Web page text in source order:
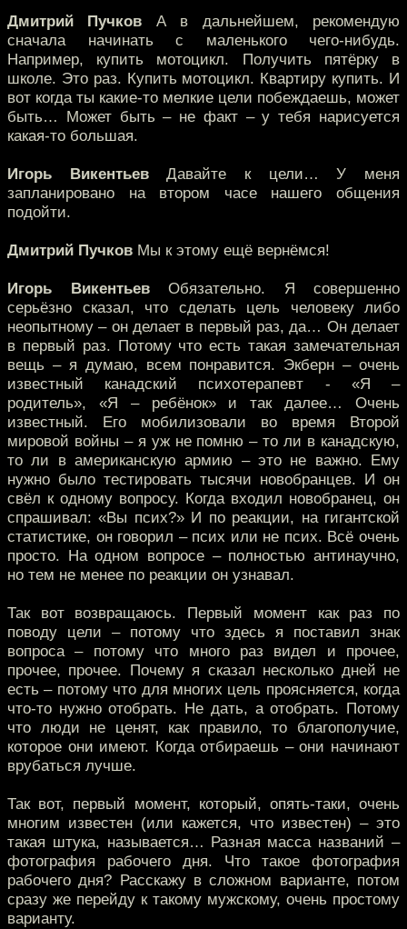
Дмитрий Пучков А в дальнейшем, рекомендую
сначала начинать с маленького чего-нибудь.
Например, купить мотоцикл. Получить пятёрку в
школе. Это раз. Купить мотоцикл. Квартиру купить. И
вот когда ты какие-то мелкие цели побеждаешь, может
быть… Может быть – не факт – у тебя нарисуется
какая-то большая.
Игорь ВикентьевДавайте к цели… У меня
запланировано на втором часе нашего общения
подойти.
Дмитрий Пучков Мы к этому ещё вернёмся!
Игорь ВикентьевОбязательно. Я совершенно
серьёзно сказал, что сделать цель человеку либо
неопытному – он делает в первый раз, да… Он делает
в первый раз. Потому что есть такая замечательная
вещь – я думаю, всем понравится. Экберн – очень
известный канадский психотерапевт - «Я –
родитель», «Я – ребёнок» и так далее… Очень
известный. Его мобилизовали во время Второй
мировой войны – я уж не помню – то ли в канадскую,
то ли в американскую армию – это не важно. Ему
нужно было тестировать тысячи новобранцев. И он
свёл к одному вопросу. Когда входил новобранец, он
спрашивал: «Вы псих?» И по реакции, на гигантской
статистике, он говорил – псих или не псих. Всё очень
просто. На одном вопросе – полностью антинаучно,
но тем не менее по реакции он узнавал.
Так вот возвращаюсь. Первый момент как раз по
поводу цели – потому что здесь я поставил знак
вопроса – потому что много раз видел и прочее,
прочее, прочее. Почему я сказал несколько дней не
есть – потому что для многих цель проясняется, когда
что-то нужно отобрать. Не дать, а отобрать. Потому
что люди не ценят, как правило, то благополучие,
которое они имеют. Когда отбираешь – они начинают
врубаться лучше.
Так вот, первый момент, который, опять-таки, очень
многим известен (или кажется, что известен) – это
такая штука, называется… Разная масса названий –
фотография рабочего дня. Что такое фотография
рабочего дня? Расскажу в сложном варианте, потом
сразу же перейду к такому мужскому, очень простому
варианту.